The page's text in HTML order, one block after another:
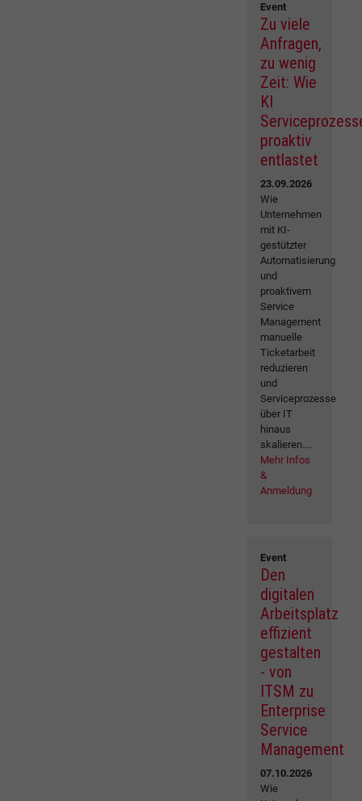
Event
Zu viele
Anfragen,
zu wenig
Zeit: Wie
KI
proaktiv
entlastet
23.09.2026
Wie
Unternehmen
mit KI-
gestützter
Automatisierung
und
proaktivem
Service
Management
manuelle
Ticketarbeit
reduzieren
und
Serviceprozesse
über IT
hinaus
skalieren....
Mehr Infos
&
Anmeldung
Event
Den
digitalen
Arbeitsplatz
effizient
gestalten
- von
ITSM zu
Enterprise
Service
Management
07.10.2026
Wie